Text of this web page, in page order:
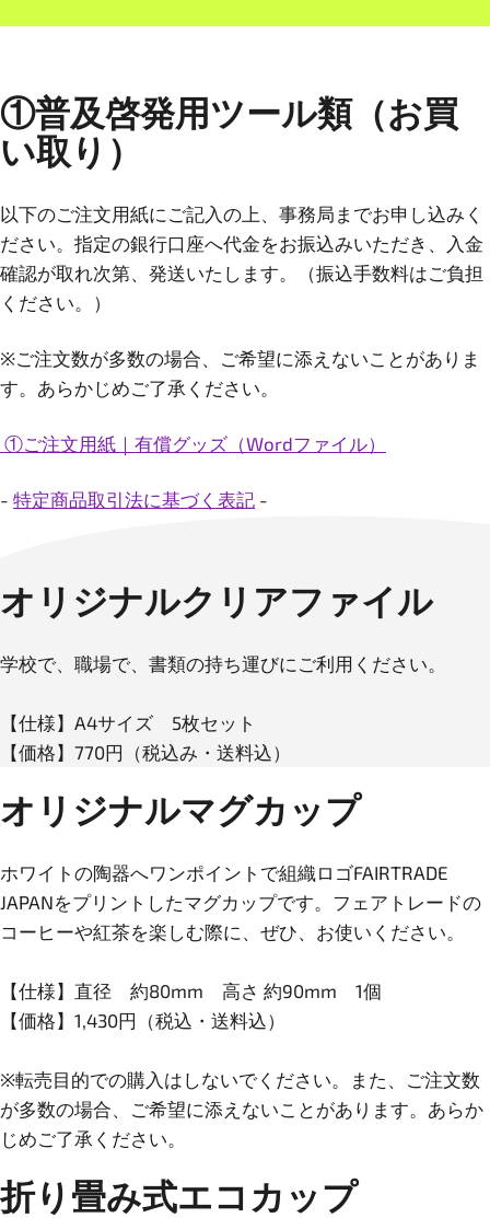
①普及啓発用ツール類（お買
い取り）
以下のご注文用紙にご記入の上、事務局までお申し込みく
ださい。指定の銀行口座へ代金をお振込みいただき、入金
確認が取れ次第、発送いたします。（振込手数料はご負担
ください。）
※ご注文数が多数の場合、ご希望に添えないことがありま
す。あらかじめご了承ください。
①ご注文用紙｜有償グッズ（Wordファイル）
- 特定商品取引法に基づく表記 -
オリジナルクリアファイル
学校で、職場で、書類の持ち運びにご利用ください。
【仕様】A4サイズ 5枚セット
【価格】770円（税込み・送料込）
オリジナルマグカップ
ホワイトの陶器へワンポイントで組織ロゴFAIRTRADE
JAPANをプリントしたマグカップです。フェアトレードの
コーヒーや紅茶を楽しむ際に、ぜひ、お使いください。
【仕様】直径 約80mm 高さ 約90mm 1個
【価格】1,430円（税込・送料込）
※転売目的での購入はしないでください。また、ご注文数
が多数の場合、ご希望に添えないことがあります。あらか
じめご了承ください。
折り畳み式エコカップ